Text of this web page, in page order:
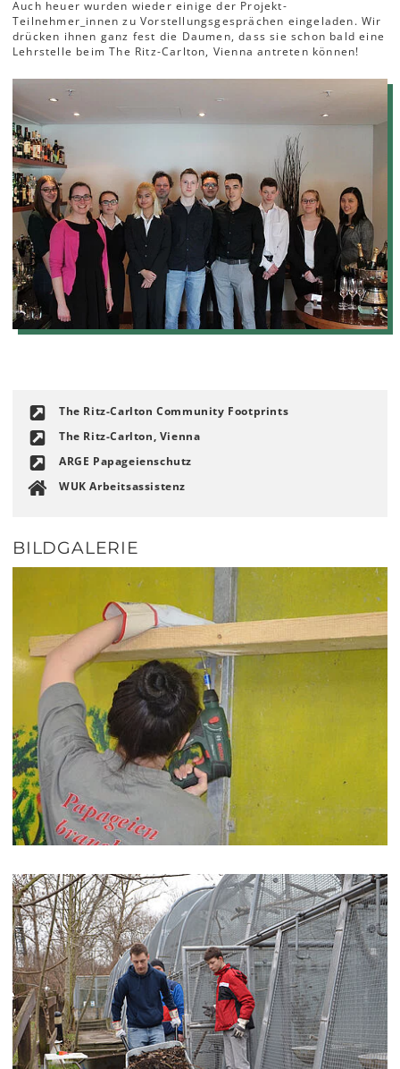
Auch heuer wurden wieder einige der Projekt-
Teilnehmer_innen zu Vorstellungsgesprächen eingeladen. Wir
drücken ihnen ganz fest die Daumen, dass sie schon bald eine
Lehrstelle beim The Ritz-Carlton, Vienna antreten können!
The Ritz-Carlton Community Footprints
The Ritz-Carlton, Vienna
ARGE Papageienschutz
WUK Arbeitsassistenz
BILDGALERIE